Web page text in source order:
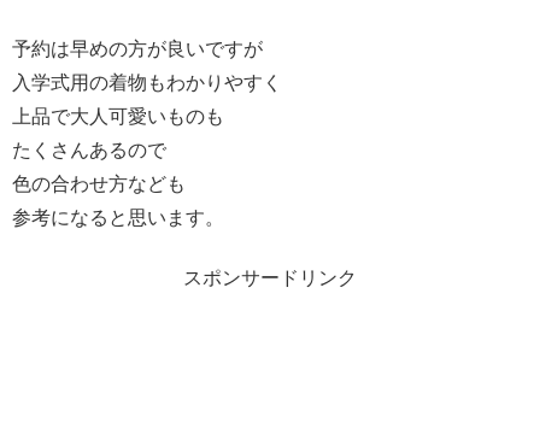
予約は早めの方が良いですが
入学式用の着物もわかりやすく
上品で大人可愛いものも
たくさんあるので
色の合わせ方なども
参考になると思います。
スポンサードリンク